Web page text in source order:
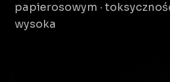
papierosowym ·
wysoka